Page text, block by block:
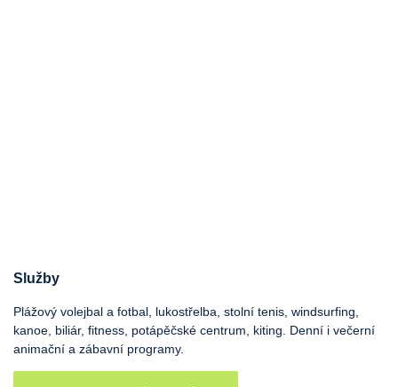
Služby
Plážový volejbal a fotbal, lukostřelba, stolní tenis, windsurfing,
kanoe, biliár, fitness, potápěčské centrum, kiting. Denní i večerní
animační a zábavní programy.